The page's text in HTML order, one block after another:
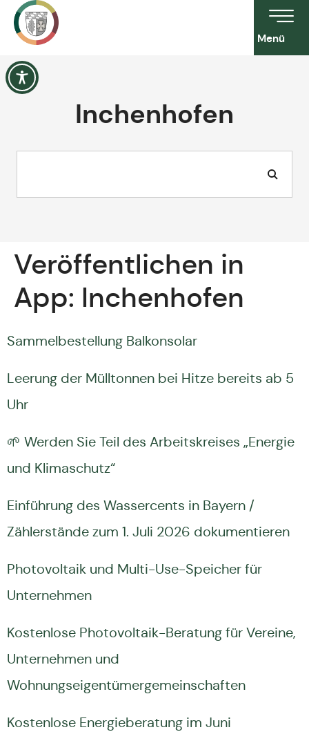
Menü
Inchenhofen
Veröffentlichen in
App: Inchenhofen
Sammelbestellung Balkonsolar
Leerung der Mülltonnen bei Hitze bereits ab 5
Uhr
🌱 Werden Sie Teil des Arbeitskreises „Energie
und Klimaschutz“
Einführung des Wassercents in Bayern /
Zählerstände zum 1. Juli 2026 dokumentieren
Photovoltaik und Multi-Use-Speicher für
Unternehmen
Kostenlose Photovoltaik-Beratung für Vereine,
Unternehmen und
Wohnungseigentümergemeinschaften
Kostenlose Energieberatung im Juni